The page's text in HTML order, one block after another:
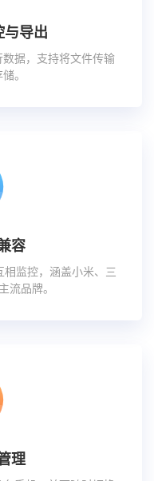
与导出
据，支持将文件传输
。
容
监控，涵盖小米、三
流品牌。
理